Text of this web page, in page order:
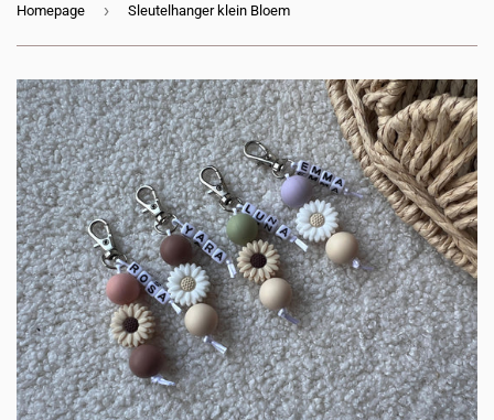
Homepage › Sleutelhanger klein Bloem